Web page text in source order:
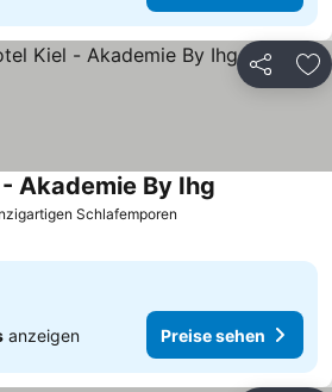
Teilen
Schlafemporen
Akademie By Ihg
anzeigen Preise sehen